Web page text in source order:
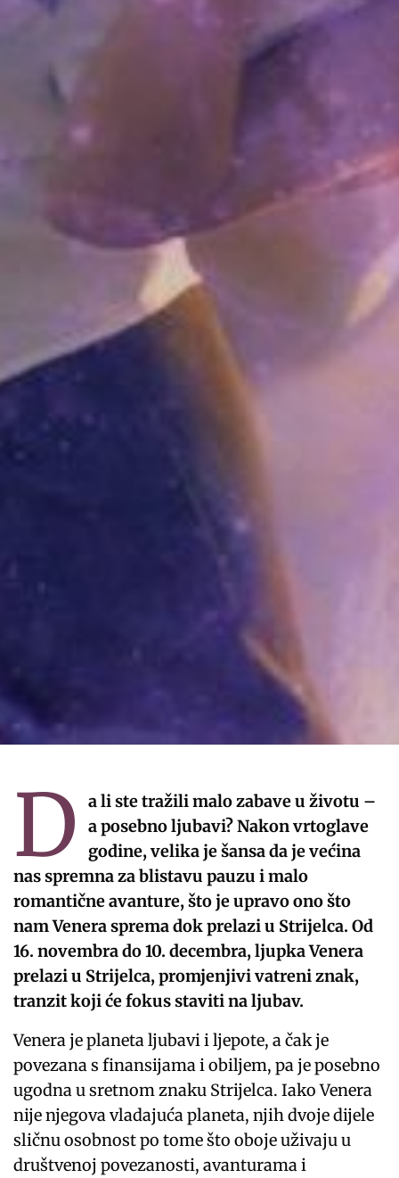
D
a li ste tražili malo zabave u životu –
a posebno ljubavi? Nakon vrtoglave
godine, velika je šansa da je većina
nas spremna za blistavu pauzu i malo
romantične avanture, što je upravo ono što
nam Venera sprema dok prelazi u Strijelca. Od
16. novembra do 10. decembra, ljupka Venera
prelazi u Strijelca, promjenjivi vatreni znak,
tranzit koji će fokus staviti na ljubav.
Venera je planeta ljubavi i ljepote, a čak je
povezana s finansijama i obiljem, pa je posebno
ugodna u sretnom znaku Strijelca. Iako Venera
nije njegova vladajuća planeta, njih dvoje dijele
sličnu osobnost po tome što oboje uživaju u
društvenoj povezanosti, avanturama i